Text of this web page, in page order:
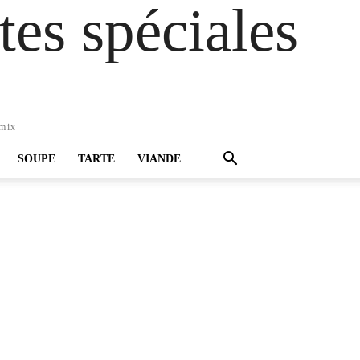
spéciales
SOUPE TARTE VIANDE